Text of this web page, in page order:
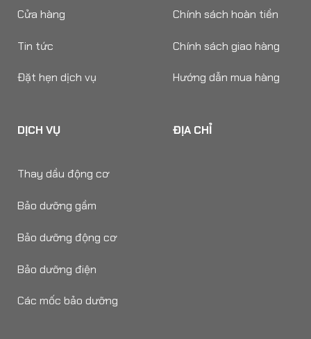
Cửa hàng
Tin tức
Đặt hẹn dịch vụ
Chính sách hoàn tiền
Chính sách giao hàng
Hướng dẫn mua hàng
DỊCH VỤ
Thay dầu động cơ
Bảo dưỡng gầm
Bảo dưỡng động cơ
Bảo dưỡng điện
Các mốc bảo dưỡng
ĐỊA CHỈ